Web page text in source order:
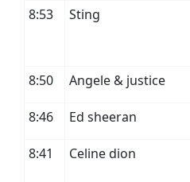
8:53 Sting
8:50
Angele & justice
8:46 Ed sheeran
8:41 Celine dion